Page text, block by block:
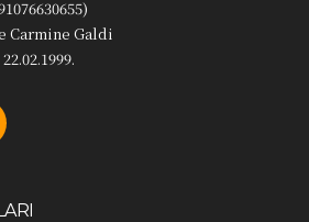
Galdi